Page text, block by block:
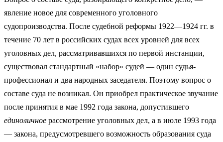
явление но­вое для современного уголовного
судопроизводства. После судебной ре­формы 1922—1924 гг. в
течение 70 лет в российских судах всех уровней для всех
уголовных дел, рассматривавшихся по первой инстанции,
сущест­вовал стандартный «набор» судей — один судья-
профессионал и два на­родных заседателя. Поэтому вопрос о
составе суда не возникал. Он приоб­рел практическое звучание
после принятия в мае 1992 года закона, допус­тившего
единоличное рассмотрение уголовных дел, а в июле 1993 года
— закона, предусмотревшего возможность образования суда